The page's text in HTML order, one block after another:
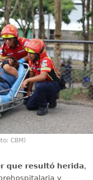
CBM)
que resultó herida,
y